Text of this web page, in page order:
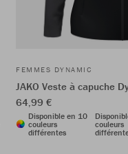
FEMMES DYNAMIC
JAKO Veste à capuche
64,99 €
Disponible en 10
couleurs
différentes
couleurs